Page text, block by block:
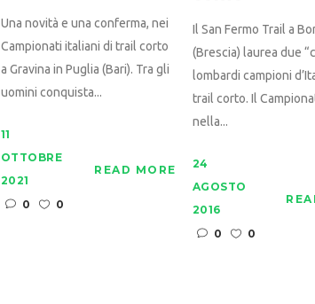
Una novità e una conferma, nei
Campionati italiani di trail corto
a Gravina in Puglia (Bari). Tra gli
uomini conquista...
11
OTTOBRE
2021
0
0
READ MORE
Il San Fermo Trail a
(Brescia) laurea due
lombardi campioni
trail corto. Il
nella...
24
AGOSTO
2016
0
0